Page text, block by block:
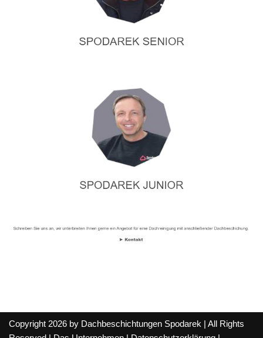
Copyright 2026 by Dachbeschichtungen Spodarek | All Rights